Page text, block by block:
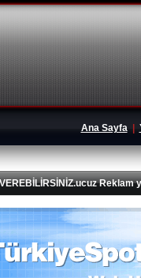
Ana Sayfa|
Reklam